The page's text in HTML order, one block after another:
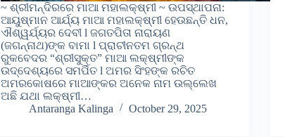
~ ଶ୍ରୀମନ୍ଦିରରେ ମାଆ ମହାଲକ୍ଷ୍ମୀ ~ ଉପସ୍ଥାପନା:
ଆୟୁଷ୍ମାନ ଆର୍ଯ୍ୟ ମାଆ ମହାଲକ୍ଷ୍ମୀ ହେଉଛନ୍ତି ଧନ,
ଐଶ୍ୱର୍ଯ୍ୟର ଦେବୀ l ଜଗତପିତା ନାରାୟଣ
(ଜଗନ୍ନାଥ)ଙ୍କ ବାମା l ପ୍ରାଚୀନତମ ଗ୍ରନ୍ଥ
ରୁକବେଦର “ଶ୍ରୀସୁକ୍ତ” ମାଆ ଲକ୍ଷ୍ମୀଙ୍କ
ଉଦ୍ଦେଶ୍ୟରେ ସମର୍ପିତ l ଅମର ସିଂହଙ୍କ ରଚିତ
ଅମରକୋଷରେ ମାଆଙ୍କର ଅନେକ ନାମ ଉଲ୍ଲେଖ
ଅଛି ଯଥା ଲକ୍ଷ୍ମୀ…
Antaranga Kalinga
October 29, 2025